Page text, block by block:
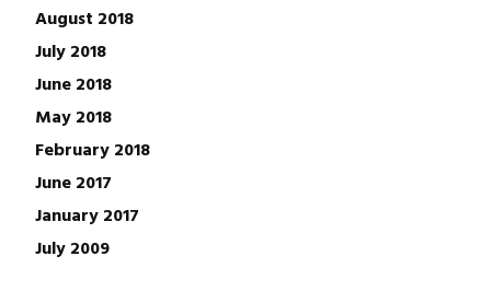
August 2018
July 2018
June 2018
May 2018
February 2018
June 2017
January 2017
July 2009